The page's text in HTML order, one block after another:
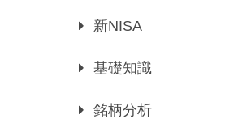
新NISA
基礎知識
銘柄分析